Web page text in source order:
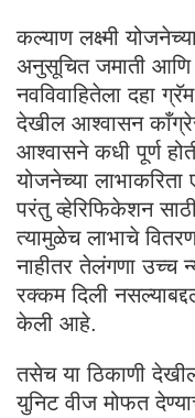
कल्याण लक्ष्मी
अनुसूचित जमाती
नवविवाहितेला दहा
देखील आश्वासन
आश्वासने कधी पूर्ण
योजनेच्या
परंतु व्हेरिफिकेशन
त्यामुळेच लाभाचे
नाहीतर तेलंगणा उच्च
रक्कम दिली
केली आहे.
तसेच या ठिकाणी
युनिट वीज मोफत